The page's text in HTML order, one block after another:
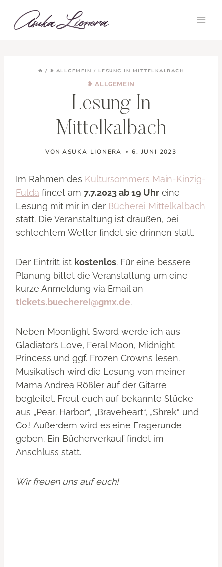
Inhalt
springen
/ ❥ ALLGEMEIN / LESUNG IN MITTELKALBACH
❥ ALLGEMEIN
Lesung In
Mittelkalbach
VON ASUKA LIONERA 6. JUNI 2023
Im Rahmen des Kultursommers Main-Kinzig-
Fulda findet am 7.7.2023 ab 19 Uhr eine
Lesung mit mir in der Bücherei Mittelkalbach
statt. Die Veranstaltung ist draußen, bei
schlechtem Wetter findet sie drinnen statt.
Der Eintritt ist kostenlos. Für eine bessere
Planung bittet die Veranstaltung um eine
kurze Anmeldung via Email an
tickets.buecherei@gmx.de.
Neben Moonlight Sword werde ich aus
Gladiator’s Love, Feral Moon, Midnight
Princess und ggf. Frozen Crowns lesen.
Musikalisch wird die Lesung von meiner
Mama Andrea Rößler auf der Gitarre
begleitet. Freut euch auf bekannte Stücke
aus „Pearl Harbor“, „Braveheart“, „Shrek“ und
Co.! Außerdem wird es eine Fragerunde
geben. Ein Bücherverkauf findet im
Anschluss statt.
Wir freuen uns auf euch!